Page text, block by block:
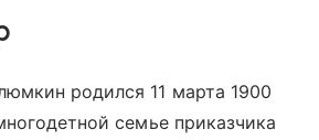
родился 11 марта 1900
семье приказчика